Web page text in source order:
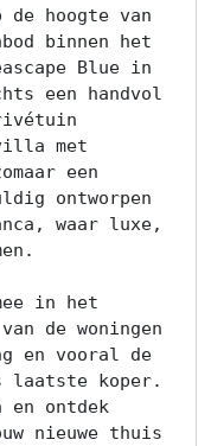
hoogte van
binnen het
Blue in
een handvol
met
een
ontworpen
waar luxe,
in het
de woningen
en vooral de
laatste koper.
en ontdek
nieuwe thuis